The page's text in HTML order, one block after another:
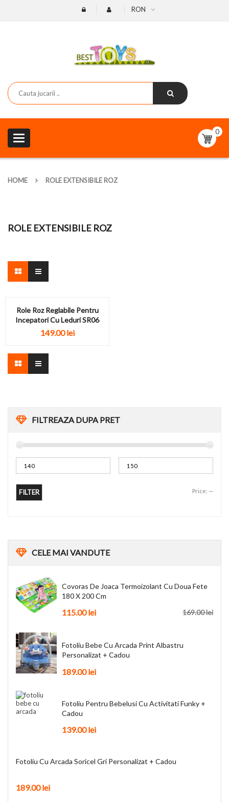
RON
Toggle
navigation
0
HOME ROLE EXTENSIBILE ROZ
FILTREAZA DUPA PRET
FILTER Price: —
CELEMAI VANDUTE
Covoras De Joaca Termoizolant Cu Doua Fete
180 X 200 Cm
169.00lei
115.00lei
Fotoliu Bebe Cu Arcada Print Albastru
Personalizat + Cadou
189.00lei
Fotoliu Pentru Bebelusi Cu Activitati Funky +
Cadou
139.00lei
Fotoliu Cu Arcada Soricel Gri Personalizat + Cadou
189.00lei
ROLE EXTENSIBILE ROZ
Role Roz Reglabile Pentru
Incepatori Cu Leduri SR06
149.00lei